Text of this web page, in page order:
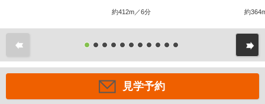
約412m／6分 約
見学予約